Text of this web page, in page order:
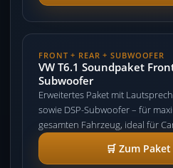
FRONT + REAR + SUBWOOFER
VW T6.1 Soundpaket
Subwoofer
Erweitertes Paket mit
sowie DSP-Subwoofer – für
gesamten Fahrzeug, ideal für
🛒 Zum